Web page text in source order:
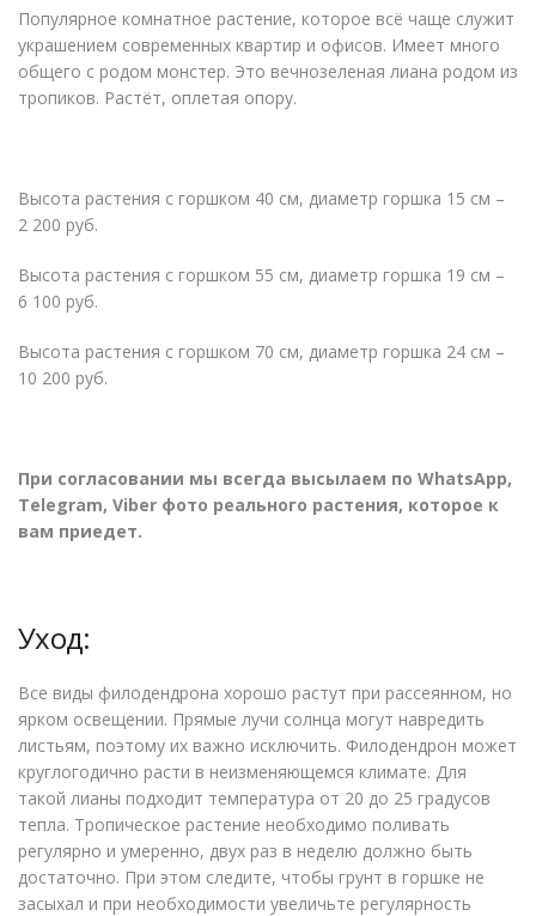
Популярное комнатное растение, которое всё чаще служит
украшением современных квартир и офисов. Имеет много
общего с родом монстер. Это вечнозеленая лиана родом из
тропиков. Растёт, оплетая опору.
Высота растения с горшком 40 см, диаметр горшка 15 см –
2 200 руб.
Высота растения с горшком 55 см, диаметр горшка 19 см –
6 100 руб.
Высота растения с горшком 70 см, диаметр горшка 24 см –
10 200 руб.
При согласовании мы всегда высылаем по WhatsApp,
Telegram, Viber фото реального растения, которое к
вам приедет.
Уход:
Все виды филодендрона хорошо растут при рассеянном, но
ярком освещении. Прямые лучи солнца могут навредить
листьям, поэтому их важно исключить. Филодендрон может
круглогодично расти в неизменяющемся климате. Для
такой лианы подходит температура от 20 до 25 градусов
тепла. Тропическое растение необходимо поливать
регулярно и умеренно, двух раз в неделю должно быть
достаточно. При этом следите, чтобы грунт в горшке не
засыхал и при необходимости увеличьте регулярность